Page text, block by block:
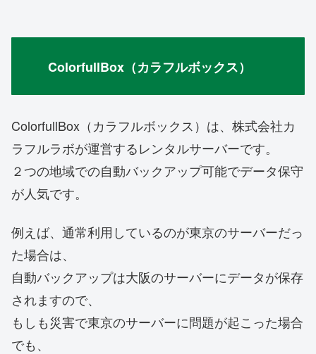
ColorfullBox（カラフルボックス）
ColorfullBox（カラフルボックス）は、株式会社カ
ラフルラボが運営するレンタルサーバーです。
２つの地域での自動バックアップ可能でデータ保守
が人気です。
例えば、通常利用しているのが東京のサーバーだっ
た場合は、
自動バックアップは大阪のサーバーにデータが保存
されますので、
もしも災害で東京のサーバーに問題が起こった場合
でも、